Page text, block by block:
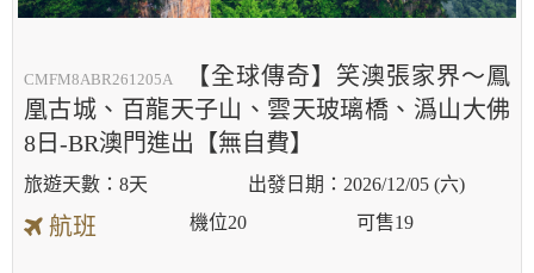
CMFM8ABR261205A
【全球傳奇】笑澳張家界～鳳
凰古城、百龍天子山、雲天玻璃橋、潙山大佛
8日-BR澳門進出【無自費】
8天 2026/12/05 (六)
航班 機位20 可售19